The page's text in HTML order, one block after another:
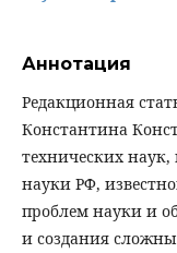
Аннотация
Редакционная
Константина
технических наук,
науки РФ,
проблем науки и
и создания